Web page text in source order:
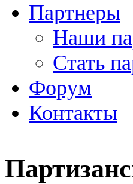
Партнеры
Наши
Стать
Форум
Контакты